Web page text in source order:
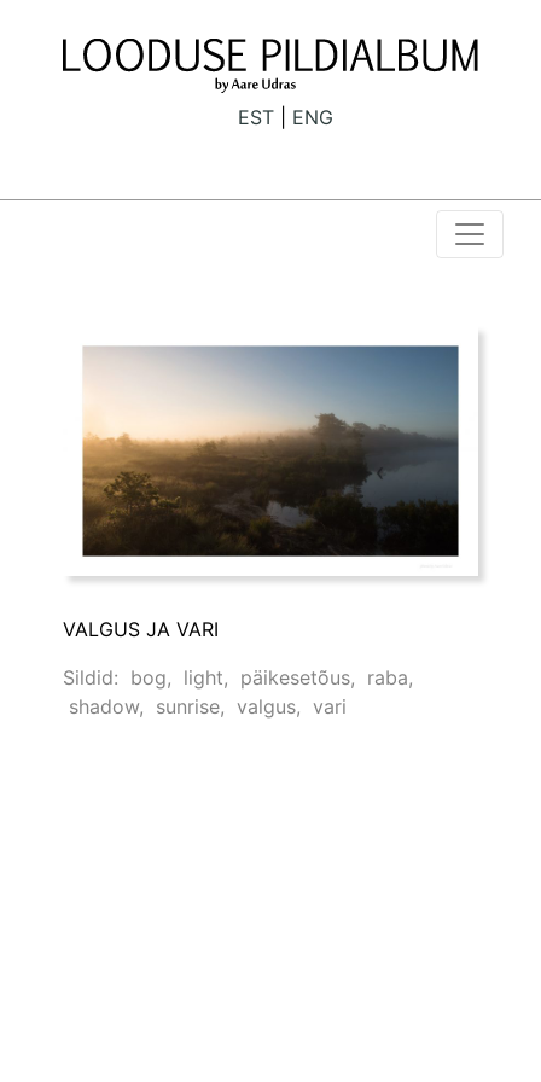
EST ENG
VALGUS JA VARI
Sildid: bog, light, päikesetõus, raba,
shadow, sunrise, valgus, vari